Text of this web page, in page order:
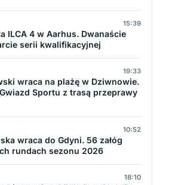
15:39
ILCA 4 w Aarhus. Dwanaście
serii kwalifikacyjnej
19:33
wraca na plażę w Dziwnowie.
Sportu z trasą przeprawy
10:52
wraca do Gdyni. 56 załóg
rundach sezonu 2026
18:10